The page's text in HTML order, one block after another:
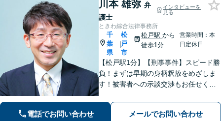
川本 雄弥 弁
護士
インタビューを
見る
ときわ綜合法律事務所
千
葉
県
|
松
戸
市
松戸駅から
徒歩1分
営業時間：本
日定休日
【松戸駅1分】【刑事事件】スピード勝
負！まずは早期の身柄釈放をめざしま
す！被害者への示談交渉もお任せくだ
も」で悩んでいませんか？証拠の集め
方や交渉の進め方には自信がありま
電話でお問い合わせ メールでお問い合わせ